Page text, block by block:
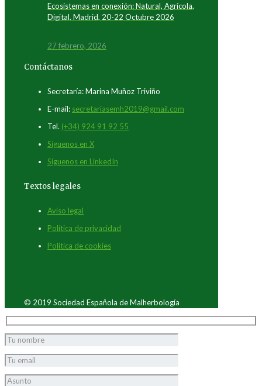
Ecosistemas en conexión: Natural, Agrícola,
Digital. Madrid, 20-22 Octubre 2026
27 febrero, 2026
Contáctanos
Secretaría: Marina Muñoz Triviño
E-mail: secretariasemh2019@gmail.com
Tel. (+34) 924 91 92 55
Síguenos en X
Síguenos en LinkedIn
Textos legales
Aviso legal
Política de privacidad
Política de cookies
© 2019 Sociedad Española de Malherbología